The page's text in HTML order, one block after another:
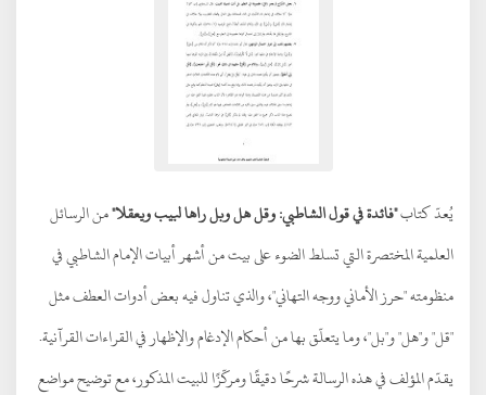
يُعدّ كتاب"فائدة في قول الشاطبي: وقل هل وبل راها لبيب ويعقلا"من الرسائل
العلمية المختصرة التي تسلط الضوء على بيت من أشهر أبيات الإمام الشاطبي في
منظومته "حرز الأماني ووجه التهاني"، والذي تناول فيه بعض أدوات العطف مثل
"قل" و"هل" و"بل"، وما يتعلّق بها من أحكام الإدغام والإظهار في القراءات القرآنية.
يقدّم المؤلف في هذه الرسالة شرحًا دقيقًا ومركّزًا للبيت المذكور، مع توضيح مواضع